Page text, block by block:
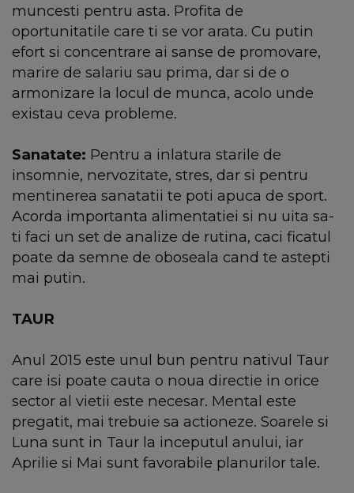
muncesti pentru asta. Profita de
oportunitatile care ti se vor arata. Cu putin
efort si concentrare ai sanse de promovare,
marire de salariu sau prima, dar si de o
armonizare la locul de munca, acolo unde
existau ceva probleme.
Sanatate: Pentru a inlatura starile de
insomnie, nervozitate, stres, dar si pentru
mentinerea sanatatii te poti apuca de sport.
Acorda importanta alimentatiei si nu uita sa-
ti faci un set de analize de rutina, caci ficatul
poate da semne de oboseala cand te astepti
mai putin.
TAUR
Anul 2015 este unul bun pentru nativul Taur
care isi poate cauta o noua directie in orice
sector al vietii este necesar. Mental este
pregatit, mai trebuie sa actioneze. Soarele si
Luna sunt in Taur la inceputul anului, iar
Aprilie si Mai sunt favorabile planurilor tale.